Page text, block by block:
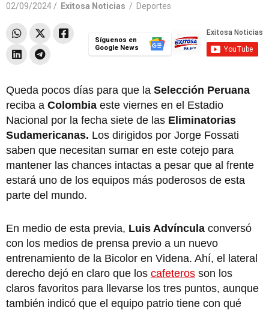
02/09/2024 / Exitosa Noticias / Deportes
Síguenos en
Google News
Queda pocos días para que la Selección Peruana
reciba a Colombia este viernes en el Estadio
Nacional por la fecha siete de las Eliminatorias
Sudamericanas. Los dirigidos por Jorge Fossati
saben que necesitan sumar en este cotejo para
mantener las chances intactas a pesar que al frente
estará uno de los equipos más poderosos de esta
parte del mundo.
En medio de esta previa, Luis Advíncula conversó
con los medios de prensa previo a un nuevo
entrenamiento de la Bicolor en Videna. Ahí, el lateral
derecho dejó en claro que los cafeteros son los
claros favoritos para llevarse los tres puntos, aunque
también indicó que el equipo patrio tiene con qué